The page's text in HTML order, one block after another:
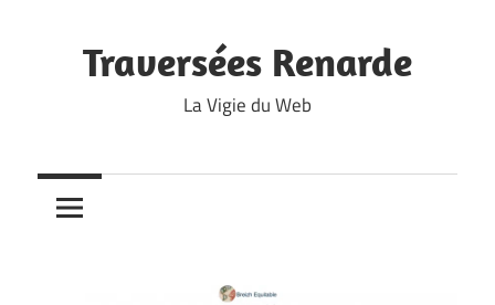
contentTraversées Renarde
La Vigie du Web